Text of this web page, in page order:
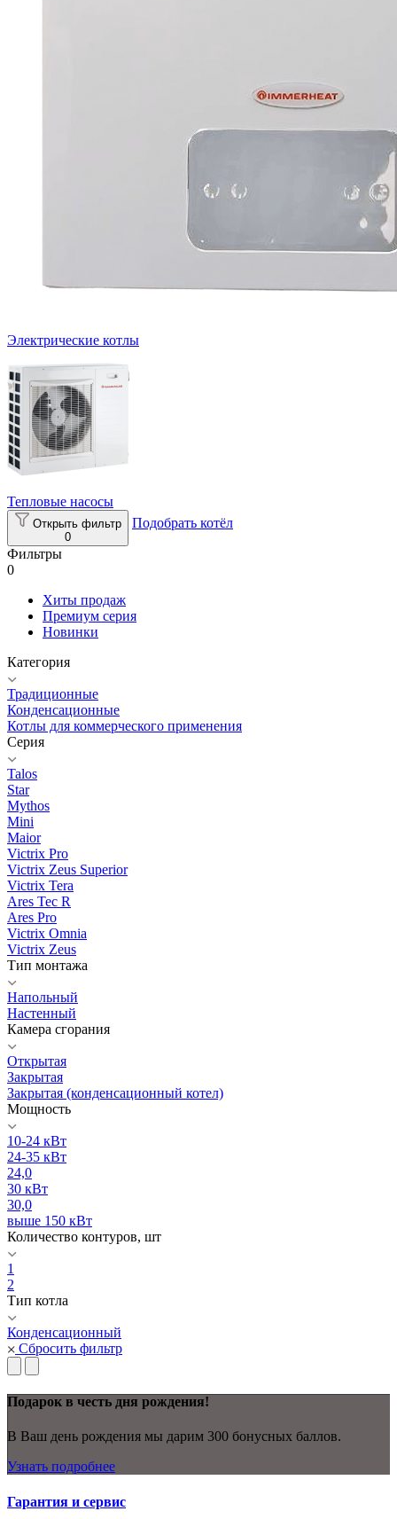
Электрические котлы
Тепловые насосы
Открыть фильтр
0
Подобрать котёл
Фильтры
0
Хиты продаж
Премиум серия
Новинки
Категория
Традиционные
Конденсационные
Котлы для коммерческого применения
Серия
Talos
Star
Mythos
Mini
Maior
Victrix Pro
Victrix Zeus Superior
Victrix Tera
Ares Tec R
Ares Pro
Victrix Omnia
Victrix Zeus
Тип монтажа
Напольный
Настенный
Камера сгорания
Открытая
Закрытая
Закрытая (конденсационный котел)
Мощность
10-24 кВт
24-35 кВт
24,0
30 кВт
30,0
выше 150 кВт
Количество контуров, шт
1
2
Тип котла
Конденсационный
Сбросить фильтр
Подарок в честь дня рождения!
В Ваш день рождения мы дарим 300 бонусных баллов.
Узнать подробнее
Гарантия и сервис